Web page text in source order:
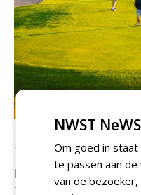
The National Golf
fairways.
Minder sproeien
The National Golf
NWST
Om goed in
te passen aan
van de bezoeker,